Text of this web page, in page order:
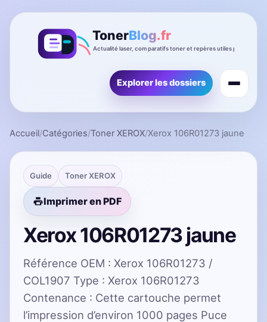
Explorer les dossiers
Accueil/Catégories/Toner XEROX/Xerox 106R01273 jaune
Guide Toner XEROX
Imprimer en PDF
Xerox 106R01273 jaune
Référence OEM : Xerox 106R01273 /
COL1907 Type : Xerox 106R01273
Contenance : Cette cartouche permet
l’impression d’environ 1000 pages Puce